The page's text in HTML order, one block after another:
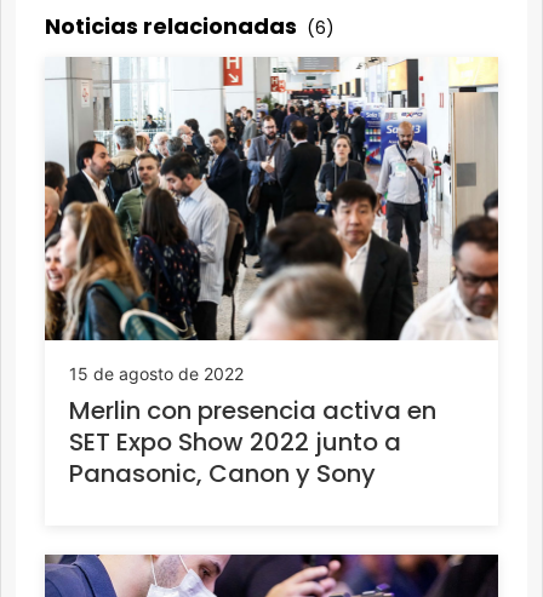
Noticias relacionadas (6)
15 de agosto de 2022
Merlin con presencia activa en
SET Expo Show 2022 junto a
Panasonic, Canon y Sony